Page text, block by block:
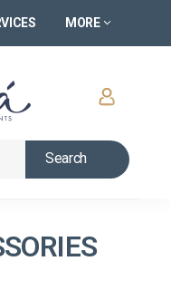
MORE
Search